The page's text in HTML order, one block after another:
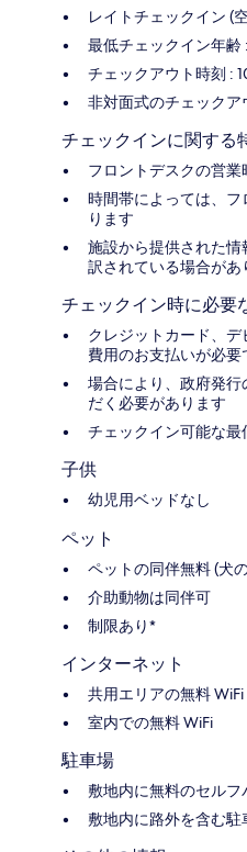
レイトチェックイン (
最低チェックイン年齢
チェックアウト時刻 :
非対面式のチェックア
チェックインに関する
フロントデスクの営
時間帯によっては、
ります
施設から提供された
訳されている場合があ
チェックイン時に必要
クレジットカード、
費用のお支払いが必要
場合により、政府発
だく必要があります
チェックイン可能な最
子供
幼児用ベッドなし
ペット
ペットの同伴無料 (犬
介助動物は同伴可
制限あり*
インターネット
共用エリアの無料 WiFi
室内での無料 WiFi
駐車場
敷地内に無料のセルフ
敷地内に路外を含む駐